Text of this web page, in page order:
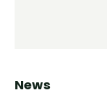
News